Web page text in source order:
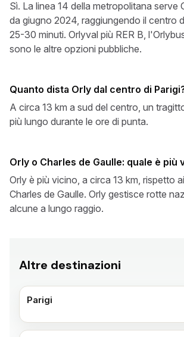
Sì. La linea 14 della metropolitana serve
da giugno 2024, raggiungendo il centro
25-30 minuti. Orlyval più RER B,
sono le altre opzioni pubbliche.
Quanto dista Orly dal centro di
A circa 13 km a sud del centro, un
più lungo durante le ore di punta.
Orly o Charles de Gaulle: quale è più
Orly è più vicino, a circa 13 km, rispetto
Charles de Gaulle. Orly gestisce rotte
alcune a lungo raggio.
Altre destinazioni
Parigi